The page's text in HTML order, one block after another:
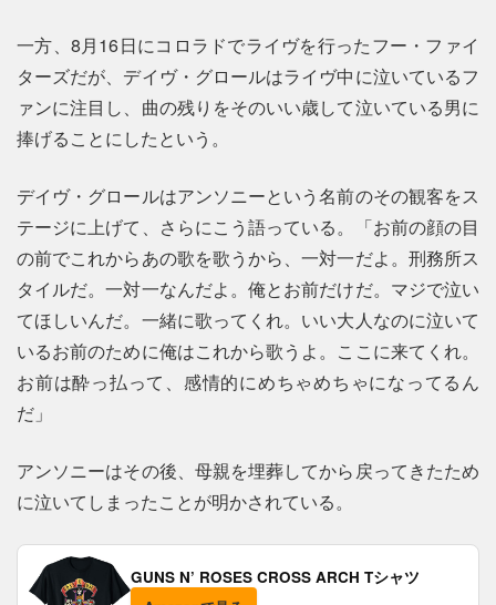
一方、8月16日にコロラドでライヴを行ったフー・ファイ
ターズだが、デイヴ・グロールはライヴ中に泣いているフ
ァンに注目し、曲の残りをそのいい歳して泣いている男に
捧げることにしたという。
デイヴ・グロールはアンソニーという名前のその観客をス
テージに上げて、さらにこう語っている。「お前の顔の目
の前でこれからあの歌を歌うから、一対一だよ。刑務所ス
タイルだ。一対一なんだよ。俺とお前だけだ。マジで泣い
てほしいんだ。一緒に歌ってくれ。いい大人なのに泣いて
いるお前のために俺はこれから歌うよ。ここに来てくれ。
お前は酔っ払って、感情的にめちゃめちゃになってるん
だ」
アンソニーはその後、母親を埋葬してから戻ってきたため
に泣いてしまったことが明かされている。
GUNS N’ ROSES CROSS ARCH Tシャツ